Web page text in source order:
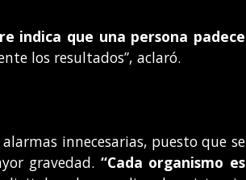
indica que una persona padece
los resultados”, aclaró.
innecesarias, puesto que se
gravedad. “Cada organismo es